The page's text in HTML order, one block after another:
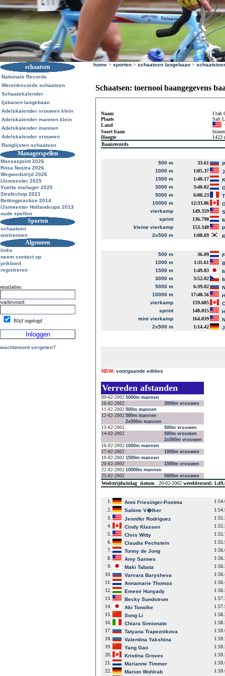
schaatsen
Nationale Records
Wereldrecords schaatsen
Schaatskalender
Ijsbanen langebaan
Adelskalender vrouwen klein
Adelskalender mannen klein
Adelskalender mannen
Adelskalender vrouwen
Ranglijsten schaatsen
Managerspellen
Massasprint 2026
Rosa Nostra 2026
Wegwedstrijd 2026
IJsmeester 2025
Vuelta mañager 2025
Strafschop 2021
Bettingpractice 2014
IJsmeester Hollandcups 2013
oude spellen
Sporten
schaatsen
wielrennen
Algemeen
links
neem contact op
prikbord
registreren
emailadres:
wachtwoord:
Blijf ingelogd
wachtwoord vergeten?
home > sporten > schaatsen langebaan >
Schaatsen: toernooi baangegevens
Naam
Utah
Plaats
Salt
Land
Soort baan
Hoogte
1423
Baanrecords
500 m 33.61
1000 m
1:05.37
1500 m
1:40.17
3000 m
3:40.02
5000 m
6:00.23
10000 m
12:33.86
vierkamp
149.359
sprint
136.790
kleine vierkamp
153.348
2x500 m
1:08.69
500 m 36.09
1000 m
1:11.61
1500 m
1:49.83
3000 m
3:52.02
5000 m
6:39.02
10000 m
17:40.56
vierkamp
159.605
sprint
148.015
mini vierkamp
164.039
2x500 m
1:14.42
NEW: voorgaande edities
Verreden afstanden
09-02-2002 5000m mannen
10-02-2002
3000m vrouwen
11-02-2002 500m mannen
12-02-2002 500m mannen
2x500m mannen
13-02-2002
500m vrouwen
14-02-2002
500m vrouwen
2x500m vrouwen
16-02-2002 1000m mannen
17-02-2002
1000m vrouwen
19-02-2002 1500m mannen
20-02-2002
1500m vrouwen
22-02-2002 10000m mannen
23-02-2002
5000m vrouwen
Wedstrijduitslag datum : 20-02-2002 wereldrecord:
1. Anni Friesinger-Postma
2.
Sabine V�lker
3.
Jennifer Rodriguez
4.
Cindy Klassen
5.
Chris Witty
6.
Claudia Pechstein
7.
Tonny de Jong
8.
Amy Sannes
9.
Maki Tabata
10.
Varvara Barysheva
11.
Annamarie Thomas
12.
Emese Hunyady
13.
Becky Sundstrom
14.
Aki Tonoike
15.
Song Li
16.
Chiara Simionato
17.
Tatyana Trapeznikova
18.
Valentina Yakshina
19.
Yang Gao
20.
Kristina Groves
21.
Marianne Timmer
22.
Marion Wohlrab